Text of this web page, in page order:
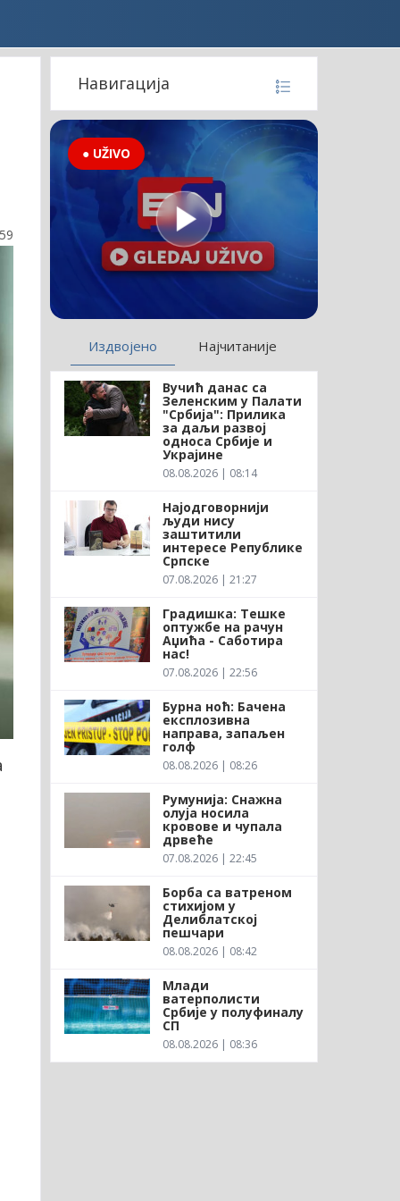
Навигација
● UŽIVO
Издвојено Најчитаније
Вучић данас са
Зеленским у Палати
"Србија": Прилика
за даљи развој
односа Србије и
Украјине
08.08.2026 | 08:14
Најодговорнији
људи нису
заштитили
интересе Републике
Српске
07.08.2026 | 21:27
Градишка: Тешке
оптужбе на рачун
Аџића - Саботира
нас!
07.08.2026 | 22:56
Бурна ноћ: Бачена
експлозивна
направа, запаљен
голф
08.08.2026 | 08:26
Румунија: Снажна
олуја носила
кровове и чупала
дрвеће
07.08.2026 | 22:45
Борба са ватреном
стихијом у
Делиблатској
пешчари
08.08.2026 | 08:42
Млади
ватерполисти
Србије у полуфиналу
СП
08.08.2026 | 08:36